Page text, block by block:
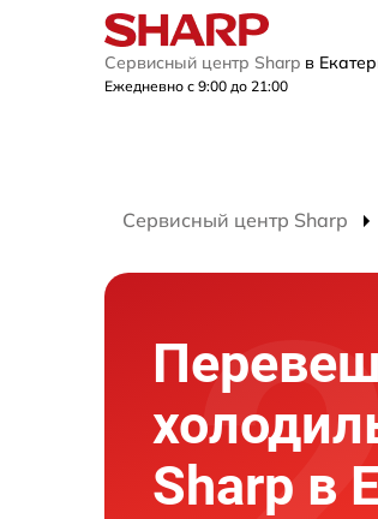
Сервисный центр Sharp в
Ежедневно с 9:00 до 21:00
Сервисный центр Sharp
Sharp в